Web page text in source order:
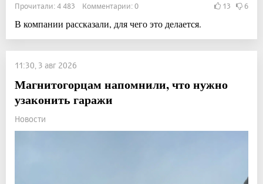
Прочитали: 4 483 Комментарии: 0 13 6
В компании рассказали, для чего это делается.
11:30, 3 авг 2026
Магнитогорцам напомнили, что нужно
узаконить гаражи
Новости